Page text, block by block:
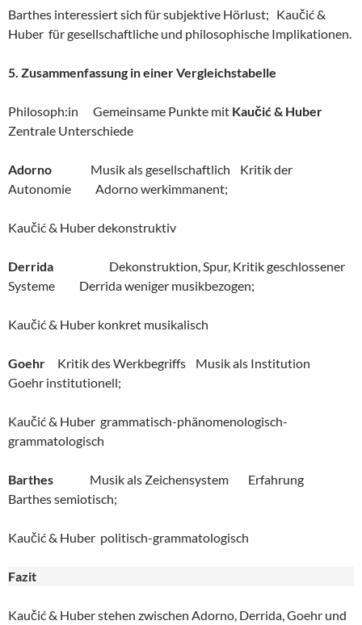
Barthes interessiert sich für subjektive Hörlust; Kaučić &
Huber für gesellschaftliche und philosophische Implikationen.
5. Zusammenfassung in einer Vergleichstabelle
Philosoph:in Gemeinsame Punkte mit Kaučić & Huber
Zentrale Unterschiede
Adorno Musik als gesellschaftlich Kritik der
Autonomie Adorno werkimmanent;
Kaučić & Huber dekonstruktiv
Derrida Dekonstruktion, Spur, Kritik geschlossener
Systeme Derrida weniger musikbezogen;
Kaučić & Huber konkret musikalisch
Goehr Kritik des Werkbegriffs Musik als Institution
Goehr institutionell;
Kaučić & Huber grammatisch-phänomenologisch-
grammatologisch
Barthes Musik als Zeichensystem Erfahrung
Barthes semiotisch;
Kaučić & Huber politisch-grammatologisch
Fazit
Kaučić & Huber stehen zwischen Adorno, Derrida, Goehr und